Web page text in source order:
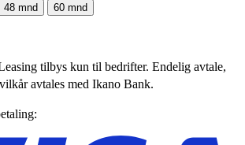
48 mnd 60 mnd
tilbys kun til bedrifter. Endelig avtale,
avtales med Ikano Bank.